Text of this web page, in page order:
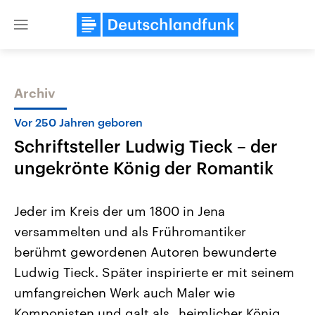
Close
Themen
Landtagswahl Sachsen-Anhalt
2026
Alle Informationen
Sachsen-Anhalt wählt am 6.
September 2026 einen neuen
Landtag. Seit 2021 wird das
Bundesland von einer Koalition aus
USA
Aktuelle Beiträge,
Hintergründe
Wirtschaftlich und
gehören die Vereinigten
den mächtigsten Ländern
mit großem Einfluss auf
Archiv
Vor 250 Jahren geboren
Schriftsteller Ludwig Tieck – der
ungekrönte König der Romantik
Jeder im Kreis der um 1800 in Jena
versammelten und als Frühromantiker
berühmt gewordenen Autoren bewunderte
Ludwig Tieck. Später inspirierte er mit seinem
umfangreichen Werk auch Maler wie